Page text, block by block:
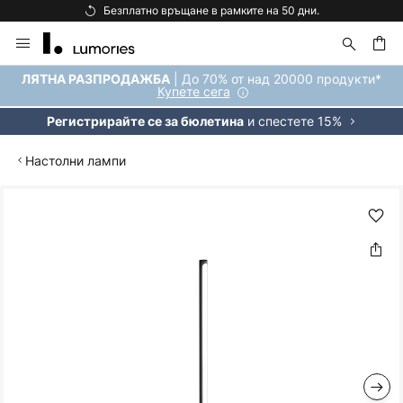
Безплатно връщане в рамките на 50 дни.
Прескачане
към
съдържанието
ЛЯТНА РАЗПРОДАЖБА | До 70% от над 20000 продукти*
Купете сега
Регистрирайте се за бюлетинаи спестете 15%
Настолни лампи